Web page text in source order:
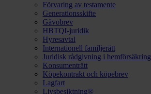
Förvaring av testamente
Generationsskifte
Gåvobrev
HBTQI-juridik
Hyresavtal
Internationell familjerätt
Juridisk rådgivning i hemförsäkring
Konsumenträtt
Köpekontrakt och köpebrev
Lagfart
Livsbesiktning®